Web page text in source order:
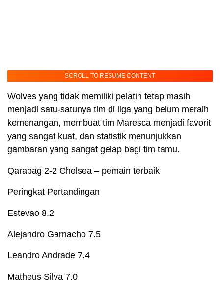
SCROLL TO RESUME CONTENT
Wolves yang tidak memiliki pelatih tetap masih
menjadi satu-satunya tim di liga yang belum meraih
kemenangan, membuat tim Maresca menjadi favorit
yang sangat kuat, dan statistik menunjukkan
gambaran yang sangat gelap bagi tim tamu.
Qarabag 2-2 Chelsea – pemain terbaik
Peringkat Pertandingan
Estevao 8.2
Alejandro Garnacho 7.5
Leandro Andrade 7.4
Matheus Silva 7.0